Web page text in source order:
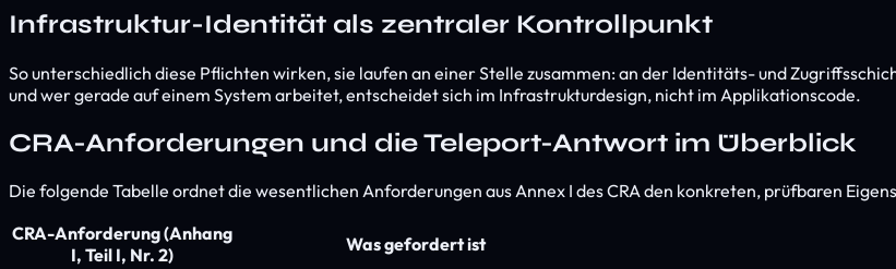
Infrastruktur-Identität als zentraler Kontrollpunkt
So unterschiedlich diese Pflichten wirken, sie laufen an einer Stelle zusammen: an der Identitäts- und
und wer gerade auf einem System arbeitet, entscheidet sich im Infrastrukturdesign, nicht im Applikationscode.
CRA-Anforderungen und die Teleport-Antwort im Überblick
Die folgende Tabelle ordnet die wesentlichen Anforderungen aus Annex I des CRA den konkreten, prüfbaren
CRA-Anforderung (Anhang
I, Teil I, Nr. 2)
Was gefordert ist